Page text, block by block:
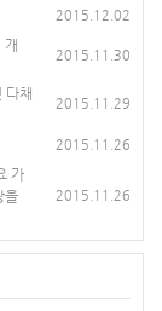
2015.12.02
개
2015.11.30
다채
2015.11.29
2015.11.26
가
을
2015.11.26